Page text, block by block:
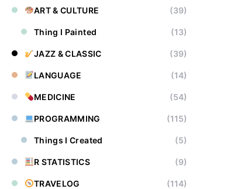
ART & CULTURE (39)
Thing I Painted (13)
JAZZ & CLASSIC (39)
LANGUAGE (14)
MEDICINE (54)
PROGRAMMING (115)
Things I Created (5)
R STATISTICS (9)
TRAVELOG (114)